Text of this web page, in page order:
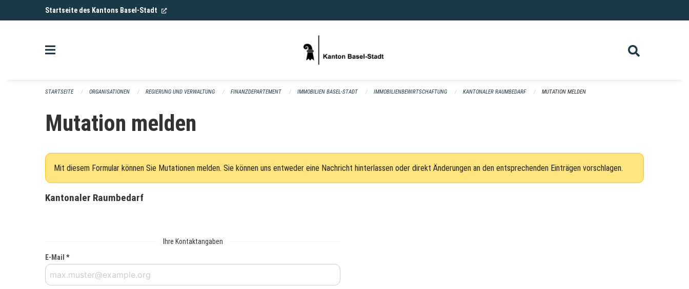
Navigation überspringenStartseite des Kantons Basel-Stadt (External Link)
STARTSEITE ORGANISATIONEN REGIERUNG UND VERWALTUNG FINANZDEPARTEMENT IMMOBILIEN BASEL-STADT IMMOBILIENBEWIRTSCHAFTUNG KANTONALER RAUMBEDARF MUTATION MELDEN
Mutation melden
Mit diesem Formular können Sie Mutationen melden. Sie können uns entweder eine Nachricht hinterlassen oder direkt Änderungen an den entsprechenden Einträgen vorschlagen.
Kantonaler Raumbedarf
Ihre Kontaktangaben
E-Mail *